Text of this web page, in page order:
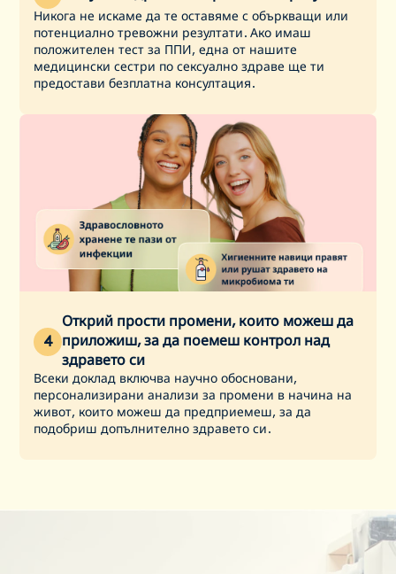
Никога не искаме да те оставяме с объркващи или
потенциално тревожни резултати. Ако имаш
положителен тест за ППИ, една от нашите
медицински сестри по сексуално здраве ще ти
предостави безплатна консултация.
4
Открий прости промени, които можеш да
приложиш, за да поемеш контрол над
здравето си
Всеки доклад включва научно обосновани,
персонализирани анализи за промени в начина на
живот, които можеш да предприемеш, за да
подобриш допълнително здравето си.